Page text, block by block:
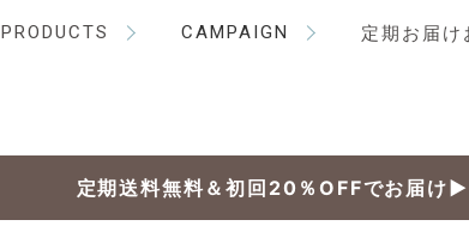
PRODUCTS CAMPAIGN 定期お届け
定期送料無料＆初回20％OFFでお届け▶